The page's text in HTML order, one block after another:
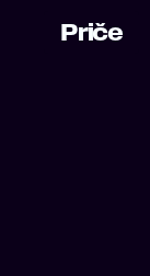
Priče